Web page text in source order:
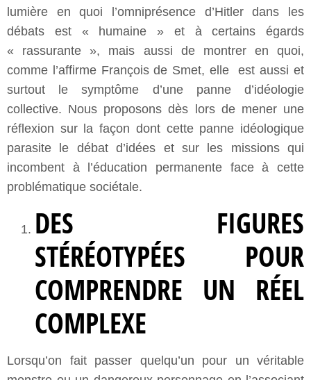
lumière en quoi l’omniprésence d’Hitler dans les
débats est « humaine » et à certains égards
« rassurante », mais aussi de montrer en quoi,
comme l’affirme François de Smet, elle est aussi et
surtout le symptôme d’une panne d’idéologie
collective. Nous proposons dès lors de mener une
réflexion sur la façon dont cette panne idéologique
parasite le débat d’idées et sur les missions qui
incombent à l’éducation permanente face à cette
problématique sociétale.
DES FIGURES
STÉRÉOTYPÉES POUR
COMPRENDRE UN RÉEL
COMPLEXE
Lorsqu’on fait passer quelqu’un pour un véritable